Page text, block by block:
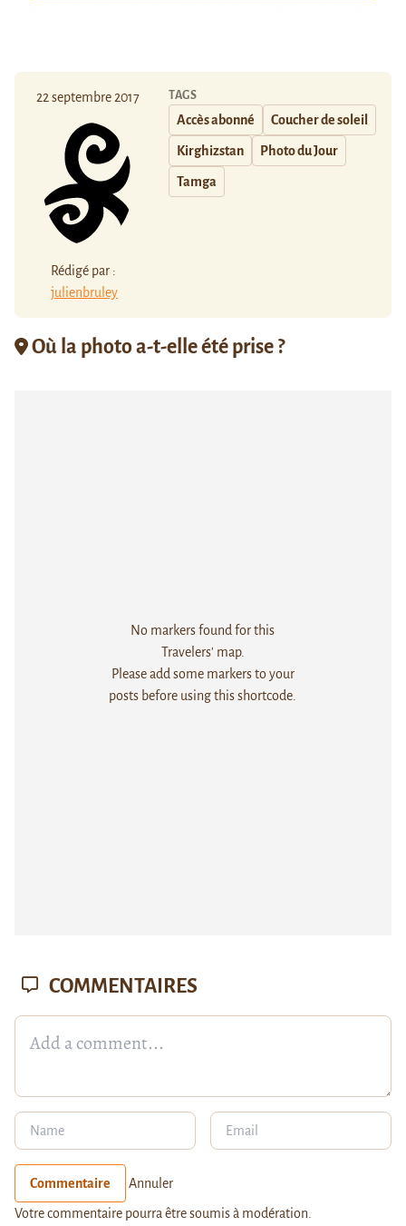
22 septembre 2017
Rédigé par :
julienbruley
TAGS
Accès abonné Coucher de soleil
Kirghizstan Photo du Jour
Tamga
Où la photo a-t-elle été prise ?
No markers found for this
Travelers' map.
Please add some markers to your
posts before using this shortcode.
COMMENTAIRES
Commentaire Annuler
Votre commentaire pourra être soumis à modération.